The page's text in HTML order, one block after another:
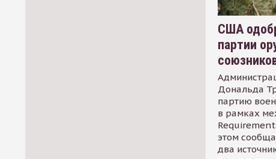
США
партии
Дональда
партию
в рамках
этом
два